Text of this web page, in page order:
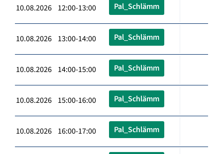
10.08.2026 12:00-13:00 Pal_Schlämm
10.08.2026 13:00-14:00 Pal_Schlämm
10.08.2026 14:00-15:00 Pal_Schlämm
10.08.2026 15:00-16:00 Pal_Schlämm
10.08.2026 16:00-17:00 Pal_Schlämm